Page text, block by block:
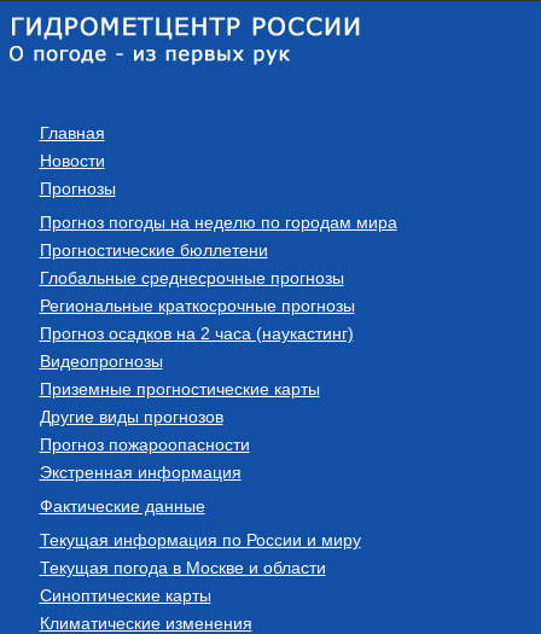
Главная
Новости
Прогнозы
Прогноз погоды на неделю по городам мира
Прогностические бюллетени
Глобальные среднесрочные прогнозы
Региональные краткосрочные прогнозы
Прогноз осадков на 2 часа (наукастинг)
Видеопрогнозы
Приземные прогностические карты
Другие виды прогнозов
Прогноз пожароопасности
Экстренная информация
Фактические данные
Текущая информация по России и миру
Текущая погода в Москве и области
Синоптические карты
Климатические изменения